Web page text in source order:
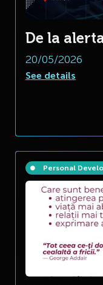
De la
20/05/2026
See details
Personal